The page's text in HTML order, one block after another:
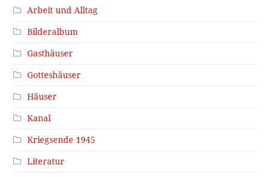
Arbeit und Alltag
Bilderalbum
Gasthäuser
Gotteshäuser
Häuser
Kanal
Kriegsende 1945
Literatur